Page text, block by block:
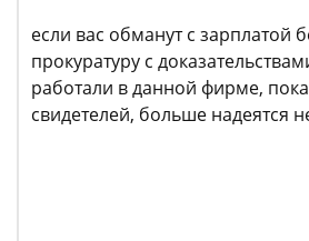
если вас обманут с зарплатой
прокуратуру с
работали в данной фирме,
свидетелей, больше надеятся